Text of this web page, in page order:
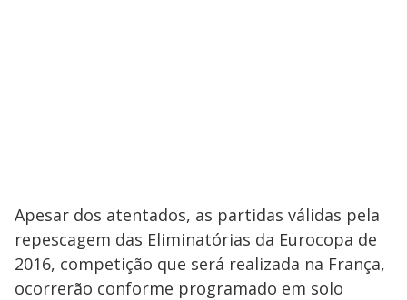
Apesar dos atentados, as partidas válidas pela
repescagem das Eliminatórias da Eurocopa de
2016, competição que será realizada na França,
ocorrerão conforme programado em solo